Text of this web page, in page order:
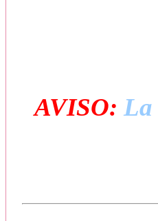
AVISO: La